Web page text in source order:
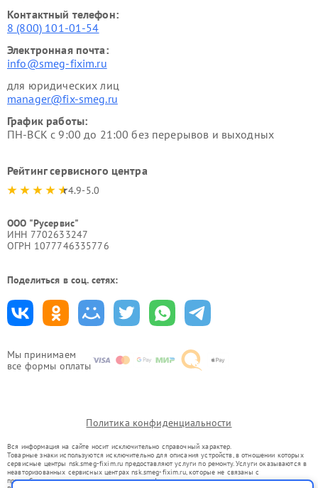
Мы принимаем
все формы оплаты
Контактный телефон:
8 (800) 101-01-54
Электронная почта:
info@smeg-fixim.ru
для юридических лиц
manager@fix-smeg.ru
График работы:
ПН-ВСК с 9:00 до 21:00 без перерывов и выходных
Рейтинг сервисного центра
4.9-5.0
ООО "Русервис"
ИНН 7702633247
ОГРН 1077746335776
Поделиться в соц. сетях:
Политика конфиденциальности
Вся информация на сайте носит исключительно справочный характер.
Товарные знаки используются исключительно для описания устройств, в отношении которых
сервисные центры nsk.smeg-fixim.ru предоставляют услуги по ремонту. Услуги оказываются в
неавторизованных сервисных центрах nsk.smeg-fixim.ru, которые не связаны с
правообладателями товарных знаков или их официальными представителями.